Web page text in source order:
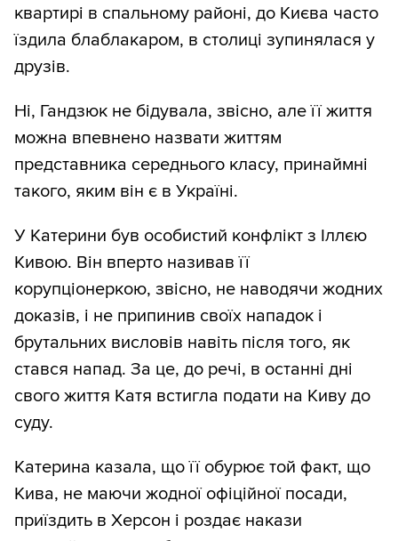
квартирі в спальному районі, до Києва часто
їздила блаблакаром, в столиці зупинялася у
друзів.
Ні, Гандзюк не бідувала, звісно, але її життя
можна впевнено назвати життям
представника середнього класу, принаймні
такого, яким він є в Україні.
У Катерини був особистий конфлікт з Іллєю
Кивою. Він вперто називав її
корупціонеркою, звісно, не наводячи жодних
доказів, і не припинив своїх нападок і
брутальних висловів навіть після того, як
стався напад. За це, до речі, в останні дні
свого життя Катя встигла подати на Киву до
суду.
Катерина казала, що її обурює той факт, що
Кива, не маючи жодної офіційної посади,
приїздить в Херсон і роздає накази